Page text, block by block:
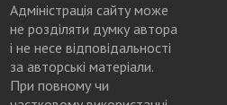
Адміністрація сайту може
не розділяти думку автора
і не несе відповідальності
за авторські матеріали.
При повному чи